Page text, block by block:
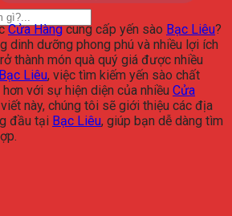
Cửa Hàngcung cấp yến sào Bạc Liêu?
dinh dưỡng phong phú và nhiều lợi ích
thành món quà quý giá được nhiều
Bạc Liêu, việc tìm kiếm yến sào chất
với sự hiện diện của nhiều Cửa
này, chúng tôi sẽ giới thiệu các địa
đầu tại Bạc Liêu, giúp bạn dễ dàng tìm